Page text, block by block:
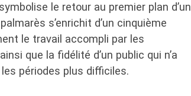
le retour au premier plan d’un
s’enrichit d’un cinquième
le travail accompli par les
que la fidélité d’un public qui n’a
périodes plus difficiles.